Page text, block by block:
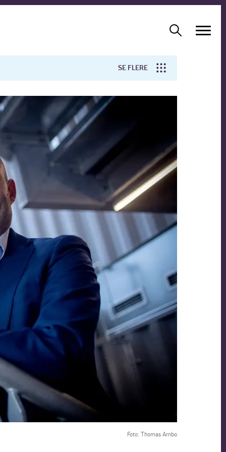
SE FLERE
Arbejdsmiljø
Forskning
Foto: Thomas Arnbo